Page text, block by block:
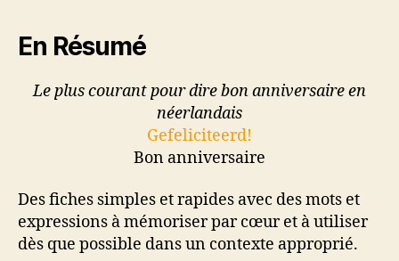
En Résumé
Le plus courant pour dire bon anniversaire en
néerlandais
Gefeliciteerd!
Bon anniversaire
Des fiches simples et rapides avec des mots et
expressions à mémoriser par cœur et à utiliser
dès que possible dans un contexte approprié.